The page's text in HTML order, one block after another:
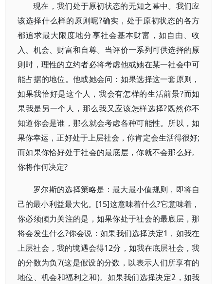
现在，我们处于原初状态的无知之幕中。我们应
该选择什么样的原则呢?确实，处于原初状态的各方
都追求最大限度地分享社会基本财富，如自由、收
入、机会、财富和自尊。当评价一系列可供选择的原
则时，理性的立约者必将考虑他或她在某一社会中可
能占据的地位。他或她会问：如果选择这一套原则，
如果我恰好是这个人，我会有怎样的生活前景?而如
果我是另一个人，那么我又应该怎样选择?既然你不
知道你会是谁，那么就会考虑各种可能性。所以，如
果你幸运，正好处于上层社会，你肯定会生活得很好;
而如果你恰好处于社会的最底层，你就不会那么好。
你将作何决定?
罗尔斯的选择策略是：最大最小值规则，即将自
己的最小利益最大化。[15]这意味着什么?它意味着，
你必须倾力关注的是，如果你处于社会的最底层，那
将会发生什么?你会说：如果我们选择决定1，如我在
上层社会，我的境遇会得12分，如我在底层社会，我
的分数为负7(这是假设的分数，以表示人们所享有的
地位、机会和福利之和)。如果我们选择决定2，如我